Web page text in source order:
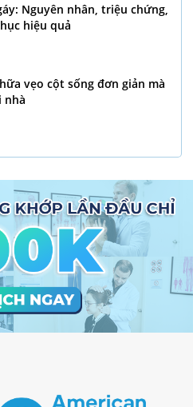
Nguyên nhân, triệu chứng,
hiệu quả
vẹo cột sống đơn giản mà
nhà